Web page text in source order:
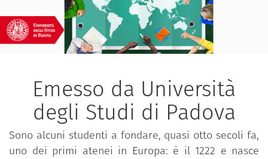
Emesso da Università
degli Studi di Padova
Sono alcuni studenti a fondare, quasi otto secoli fa,
uno dei primi atenei in Europa: è il 1222 e nasce